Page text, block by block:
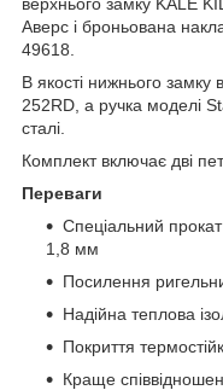
Аверс і броньована
49618.
В якості нижнього
252RD, а ручка моделі
сталі.
Комплект включає дві
Переваги
Спеціальний
1,8 мм
Посилення
Надійна теплова
Покриття
Краще